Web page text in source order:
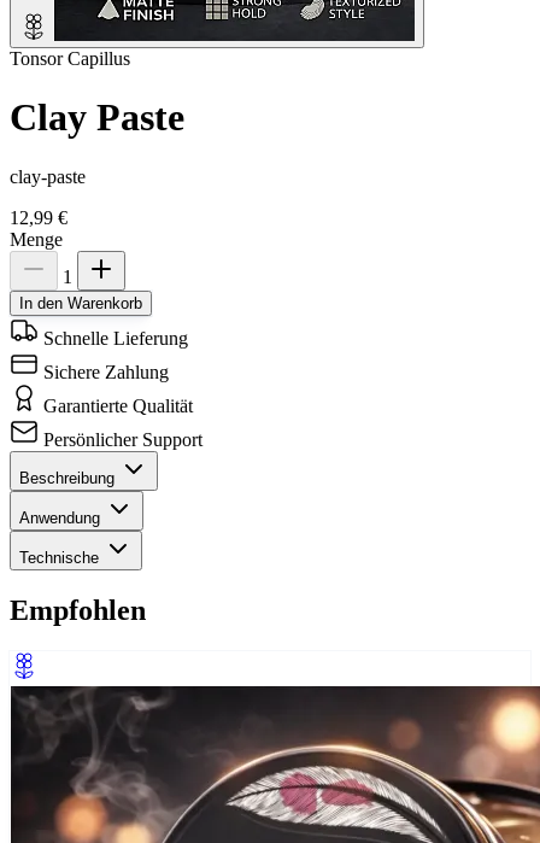
Tonsor Capillus
Clay Paste
clay-paste
12,99 €
Menge
1
In den Warenkorb
Schnelle Lieferung
Sichere Zahlung
Garantierte Qualität
Persönlicher Support
Beschreibung
Anwendung
Technische
Empfohlen